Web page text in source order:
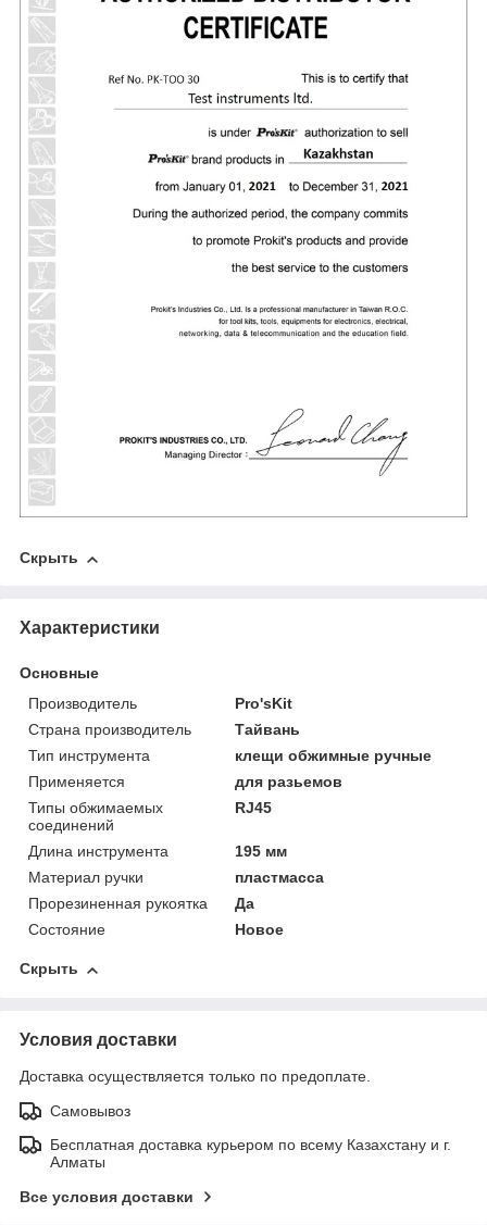
Скрыть
Характеристики
Основные
Производитель
Pro'sKit
Страна производитель
Тайвань
Тип инструмента
клещи обжимные ручные
Применяется
для разьемов
Типы обжимаемых
соединений
RJ45
Длина инструмента
195 мм
Материал ручки
пластмасса
Прорезиненная рукоятка
Да
Состояние
Новое
Скрыть
Условия доставки
Доставка осуществляется только по предоплате.
Самовывоз
Бесплатная доставка курьером по всему Казахстану и г.
Алматы
Все условия доставки